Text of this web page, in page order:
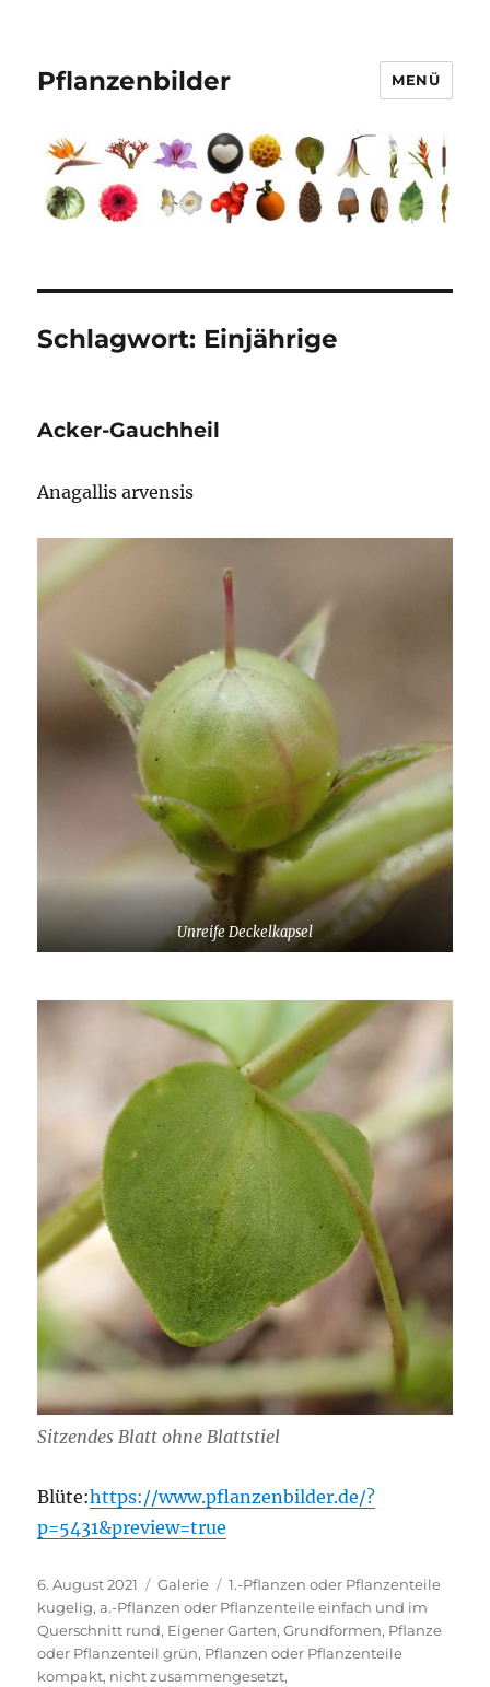
Pflanzenbilder MENÜ
Schlagwort: Einjährige
Acker-Gauchheil
Anagallis arvensis
Unreife Deckelkapsel
Sitzendes Blatt ohne Blattstiel
Blüte:https://www.pflanzenbilder.de/?
p=5431&preview=true
Veröffentlicht
am
6. August 2021 Format
Galerie Kategorien
1.-Pflanzen oder Pflanzenteile
kugelig,a.-Pflanzen oder Pflanzenteile einfach und im
Querschnitt rund, Eigener Garten,Grundformen, Pflanze
oder Pflanzenteil grün, Pflanzen oder Pflanzenteile
kompakt, nicht zusammengesetzt,